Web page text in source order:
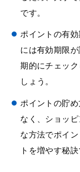
です。
ポイントの有
には有効期限
期的にチェッ
しょう。
ポイントの貯
なく、ショッ
な方法でポイ
トを増やす秘訣